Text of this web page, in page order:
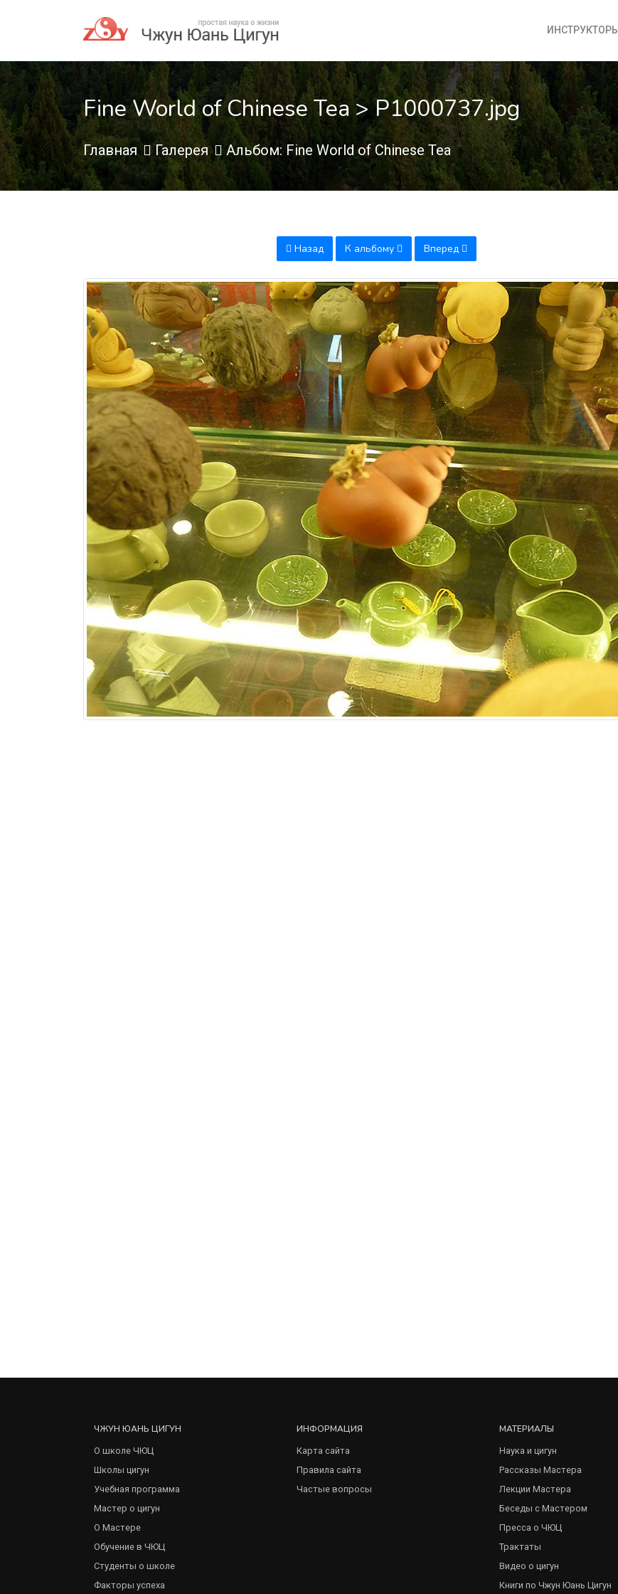
ИНСТРУКТОРЫ
Fine World of Chinese Tea > P1000737.jpg
Главная Галерея Альбом: Fine World of Chinese Tea
Назад К альбому Вперед
ЧЖУН ЮАНЬ ЦИГУН
О школе ЧЮЦ
Школы цигун
Учебная программа
Мастер о цигун
О Мастере
Обучение в ЧЮЦ
Студенты о школе
Факторы успеха
ИНФОРМАЦИЯ
Карта сайта
Правила сайта
Частые вопросы
МАТЕРИАЛЫ
Наука и цигун
Рассказы Мастера
Лекции Мастера
Беседы с Мастером
Пресса о ЧЮЦ
Трактаты
Видео о цигун
Книги по Чжун Юань Цигун